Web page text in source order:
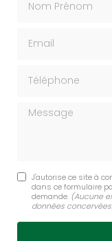
Message
J'autorise ce site à
dans ce formulaire
demande. (Aucune
données